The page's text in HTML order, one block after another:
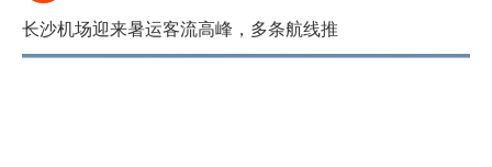
长沙机场迎来暑运客流高峰，多条航线推